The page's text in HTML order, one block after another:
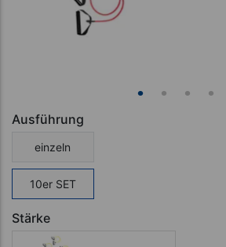
Ausführung
einzeln
10er SET
Stärke